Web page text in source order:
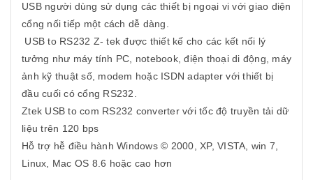
USB người dùng sử dụng các thiết bị ngoại vi với giao diện
cổng nối tiếp một cách dễ dàng.
USB to RS232 Z- tek được thiết kế cho các kết nối lý
tưởng như máy tính PC, notebook, điện thoại di động, máy
ảnh kỹ thuật số, modem hoặc ISDN adapter với thiết bị
đầu cuối có cổng RS232.
Ztek USB to com RS232 converter với tốc độ truyền tải dữ
liệu trên 120 bps
Hỗ trợ hễ điều hành Windows © 2000, XP, VISTA, win 7,
Linux, Mac OS 8.6 hoặc cao hơn